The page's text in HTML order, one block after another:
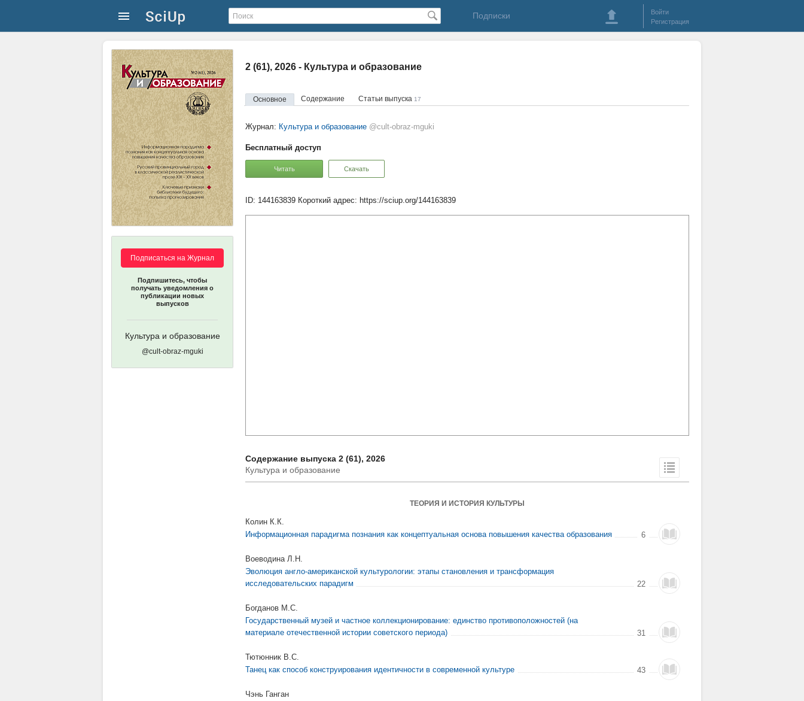
Подписки
Войти
Регистрация
2 (61), 2026 - Культура и образование
Основное Содержание Статьи выпуска 17
Подписаться на Журнал
Подпишитесь, чтобы
получать уведомления о
публикации новых
выпусков
Культура и образование
@cult-obraz-mguki
Журнал: Культура и образование @cult-obraz-mguki
Бесплатный доступ
Читать Скачать
ID: 144163839 Короткий адрес: https://sciup.org/144163839
Содержание выпуска 2 (61), 2026
Культура и образование
ТЕОРИЯ И ИСТОРИЯ КУЛЬТУРЫ
Колин К.К.
Информационная парадигма познания как концептуальная основа повышения качества образования
6
Воеводина Л.Н.
Эволюция англо-американской культурологии: этапы становления и трансформация
исследовательских парадигм
22
Богданов М.С.
Государственный музей и частное коллекционирование: единство противоположностей (на
материале отечественной истории советского периода)
31
Тютюнник В.С.
Танец как способ конструирования идентичности в современной культуре
43
Чэнь Ганган